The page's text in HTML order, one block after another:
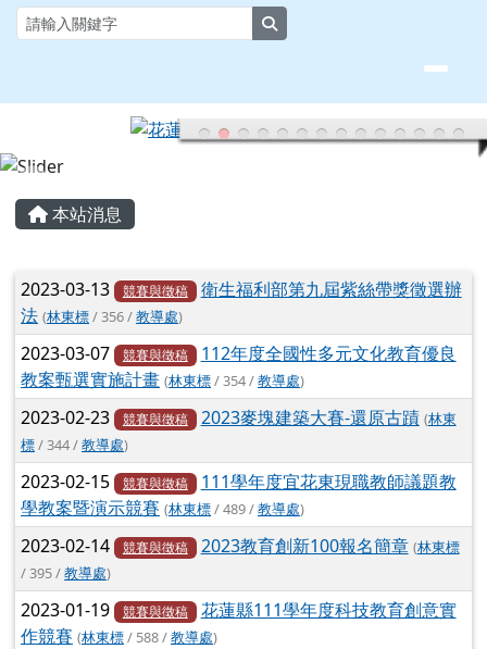
跳至主內容區
花蓮縣大榮國小全球資訊網
主內容區域
本站消息
文章列表
2023-03-13 競賽與徵稿
衛生福利部第九屆紫絲帶獎徵選辦
法 (林東標/ 356 /教導處)
2023-03-07 競賽與徵稿
112年度全國性多元文化教育優良
教案甄選實施計畫 (林東標/ 354 /教導處)
2023-02-23 競賽與徵稿 2023麥塊建築大賽-還原古蹟 (林東
標/ 344 /教導處)
2023-02-15 競賽與徵稿
111學年度宜花東現職教師議題教
學教案暨演示競賽 (林東標/ 489 /教導處)
2023-02-14 競賽與徵稿 2023教育創新100報名簡章 (林東標
/ 395 /教導處)
2023-01-19 競賽與徵稿
花蓮縣111學年度科技教育創意實
作競賽 (林東標/ 588 /教導處)
頁尾區域